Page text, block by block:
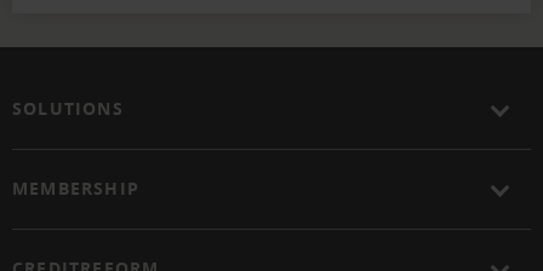
SOLUTIONS
MEMBERSHIP